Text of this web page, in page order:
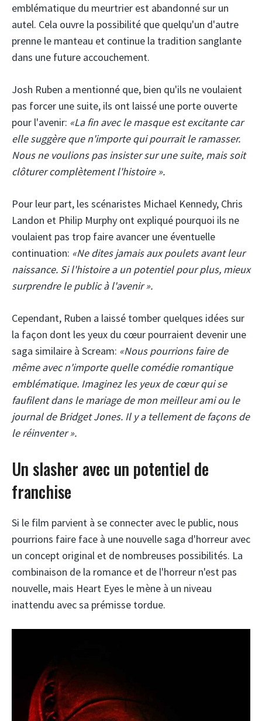
emblématique du meurtrier est abandonné sur un
autel. Cela ouvre la possibilité que quelqu'un d'autre
prenne le manteau et continue la tradition sanglante
dans une future accouchement.
Josh Ruben a mentionné que, bien qu'ils ne voulaient
pas forcer une suite, ils ont laissé une porte ouverte
pour l'avenir: «La fin avec le masque est excitante car
elle suggère que n'importe qui pourrait le ramasser.
Nous ne voulions pas insister sur une suite, mais soit
clôturer complètement l'histoire ».
Pour leur part, les scénaristes Michael Kennedy, Chris
Landon et Philip Murphy ont expliqué pourquoi ils ne
voulaient pas trop faire avancer une éventuelle
continuation: «Ne dites jamais aux poulets avant leur
naissance. Si l'histoire a un potentiel pour plus, mieux
surprendre le public à l'avenir ».
Cependant, Ruben a laissé tomber quelques idées sur
la façon dont les yeux du cœur pourraient devenir une
saga similaire à Scream: «Nous pourrions faire de
même avec n'importe quelle comédie romantique
emblématique. Imaginez les yeux de cœur qui se
faufilent dans le mariage de mon meilleur ami ou le
journal de Bridget Jones. Il y a tellement de façons de
le réinventer ».
Un slasher avec un potentiel de
franchise
Si le film parvient à se connecter avec le public, nous
pourrions faire face à une nouvelle saga d'horreur avec
un concept original et de nombreuses possibilités. La
combinaison de la romance et de l'horreur n'est pas
nouvelle, mais Heart Eyes le mène à un niveau
inattendu avec sa prémisse tordue.